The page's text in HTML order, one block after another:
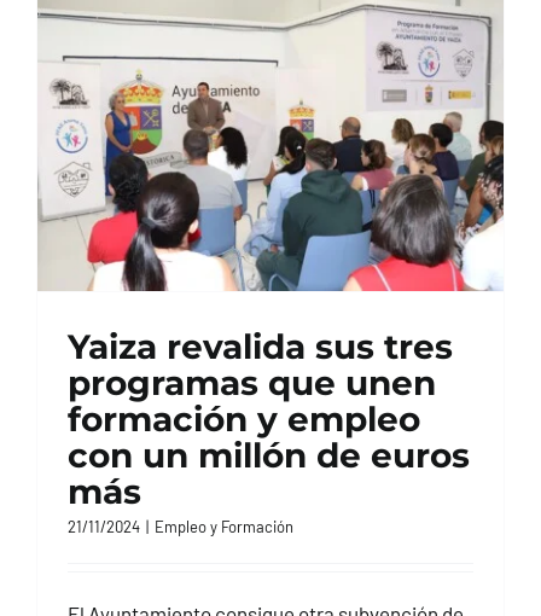
Yaiza revalida sus tres
programas que unen
formación y empleo
con un millón de euros
más
21/11/2024 | Empleo y Formación